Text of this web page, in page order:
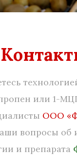
или 1-
ООО
вопросы об
и препарата